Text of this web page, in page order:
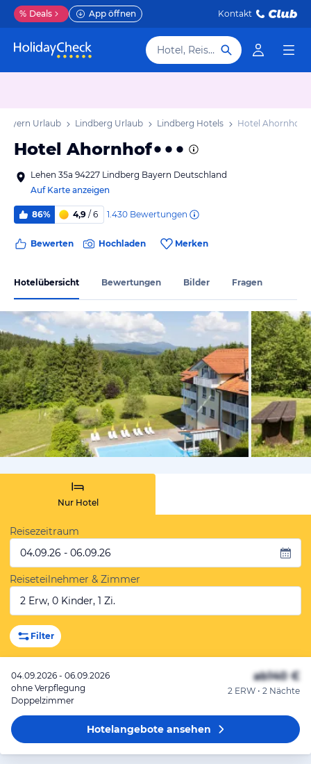
% Deals App öffnen Kontakt
Hotel, Reiseziel
Bayern Urlaub Lindberg Urlaub Lindberg Hotels Hotel Ahornhof
Hotel Ahornhof
Lehen 35a 94227 Lindberg Bayern Deutschland
Auf Karte anzeigen
86% 4,9 / 6 1.430 Bewertungen
Bewerten Hochladen Merken
Hotelübersicht Bewertungen Bilder Fragen
vom
Nur Hotel
Reisezeitraum
04.09.26 - 06.09.26
Reiseteilnehmer & Zimmer
2 Erw, 0 Kinder, 1 Zi.
Filter
04.09.2026 - 06.09.2026
ohne Verpflegung
Doppelzimmer
ab140 €
2 ERW • 2 Nächte
Hotelangeboteansehen